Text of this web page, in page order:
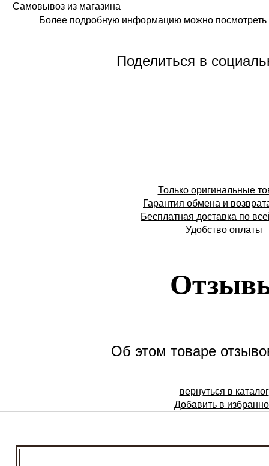
Самовывоз из магазина
Более подробную информацию можно посмотреть
Поделиться в
Только оригинальные
Гарантия обмена и
Бесплатная доставка по
Удобство оплаты
Об этом товаре
вернуться в каталог
Добавить в